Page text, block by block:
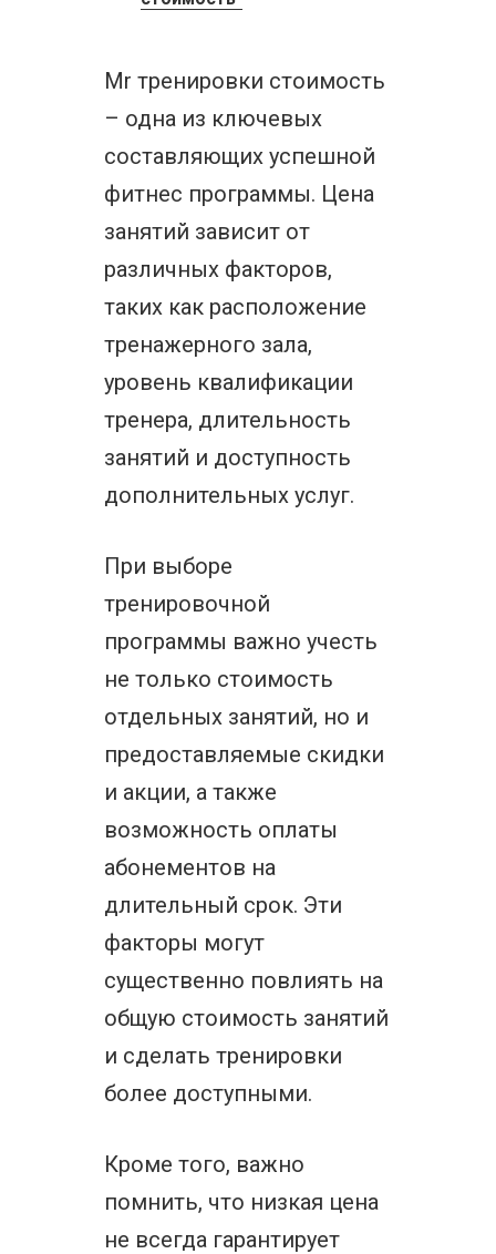
Mr тренировки стоимость
– одна из ключевых
составляющих успешной
фитнес программы. Цена
занятий зависит от
различных факторов,
таких как расположение
тренажерного зала,
уровень квалификации
тренера, длительность
занятий и доступность
дополнительных услуг.
При выборе
тренировочной
программы важно учесть
не только стоимость
отдельных занятий, но и
предоставляемые скидки
и акции, а также
возможность оплаты
абонементов на
длительный срок. Эти
факторы могут
существенно повлиять на
общую стоимость занятий
и сделать тренировки
более доступными.
Кроме того, важно
помнить, что низкая цена
не всегда гарантирует